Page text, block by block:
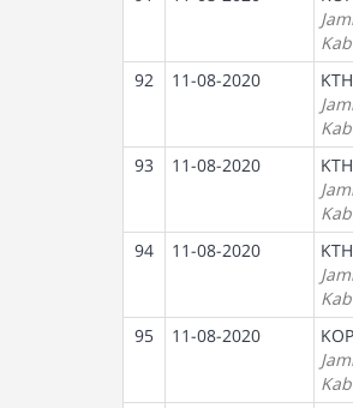
92 11-08-2020
93 11-08-2020
94 11-08-2020
95 11-08-2020